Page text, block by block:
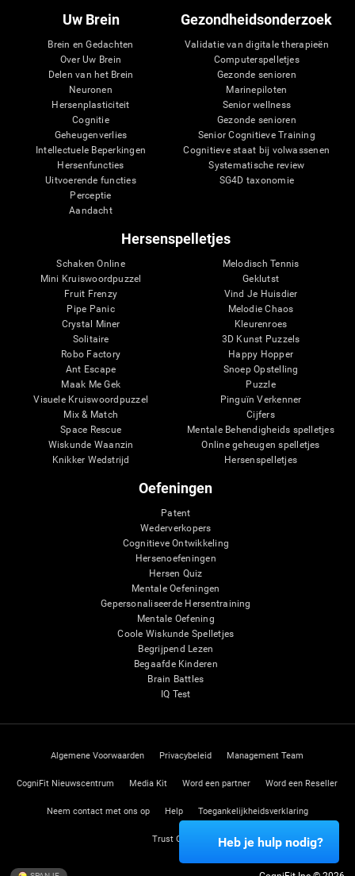
Uw Brein
Brein en Gedachten
Over Uw Brein
Delen van het Brein
Neuronen
Hersenplasticiteit
Cognitie
Geheugenverlies
Intellectuele Beperkingen
Hersenfuncties
Uitvoerende functies
Perceptie
Aandacht
Gezondheidsonderzoek
Validatie van digitale therapieën
Computerspelletjes
Gezonde senioren
Marinepiloten
Senior wellness
Gezonde senioren
Senior Cognitieve Training
Cognitieve staat bij volwassenen
Systematische review
SG4D taxonomie
Hersenspelletjes
Schaken Online
Mini Kruiswoordpuzzel
Fruit Frenzy
Pipe Panic
Crystal Miner
Solitaire
Robo Factory
Ant Escape
Maak Me Gek
Visuele Kruiswoordpuzzel
Mix & Match
Space Rescue
Wiskunde Waanzin
Knikker Wedstrijd
Melodisch Tennis
Geklutst
Vind Je Huisdier
Melodie Chaos
Kleurenroes
3D Kunst Puzzels
Happy Hopper
Snoep Opstelling
Puzzle
Pinguïn Verkenner
Cijfers
Mentale Behendigheids spelletjes
Online geheugen spelletjes
Hersenspelletjes
Oefeningen
Patent
Wederverkopers
Cognitieve Ontwikkeling
Hersenoefeningen
Hersen Quiz
Mentale Oefeningen
Gepersonaliseerde Hersentraining
Mentale Oefening
Coole Wiskunde Spelletjes
Begrijpend Lezen
Begaafde Kinderen
Brain Battles
IQ Test
Algemene Voorwaarden Privacybeleid Management Team
CogniFit Nieuwscentrum Media Kit Word een partner Word een Reseller
Neem contact met ons op Help Toegankelijkheidsverklaring
Trust Center Heb je hulp nodig?